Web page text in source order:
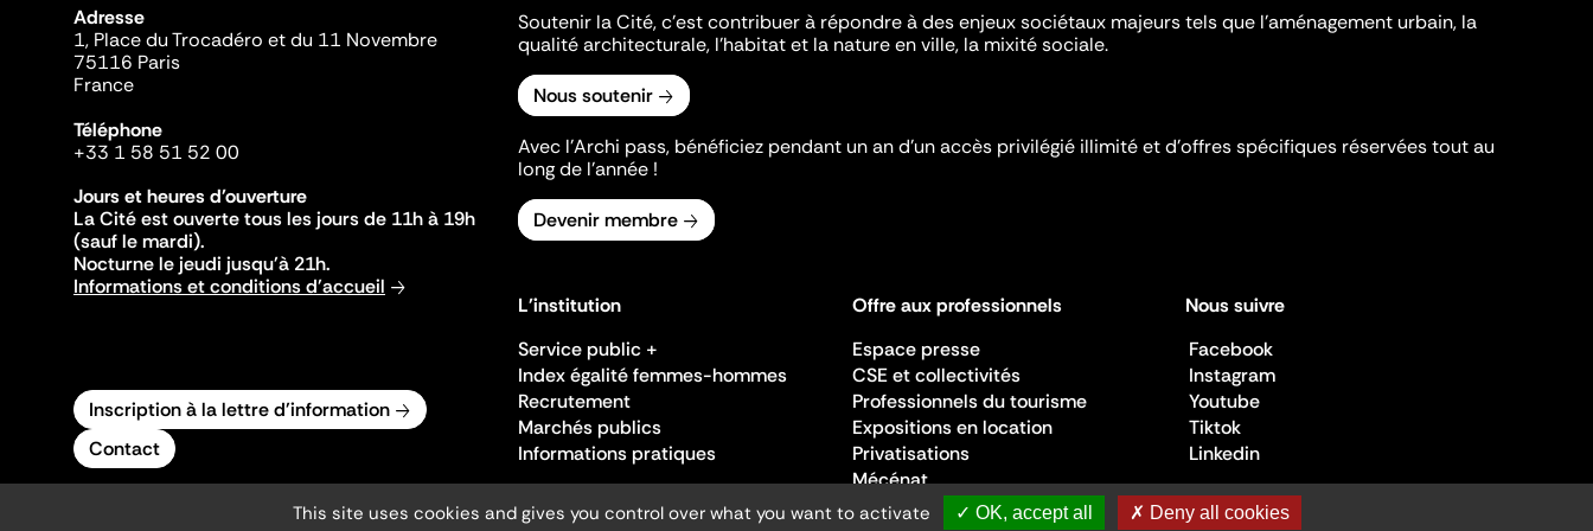
Adresse
1, Place du Trocadéro et du 11 Novembre
75116 Paris
France
Téléphone
+33 1 58 51 52 00
Jours et heures d'ouverture
La Cité est ouverte tous les jours de 11h à 19h
(sauf le mardi).
Nocturne le jeudi jusqu'à 21h.
Informations et conditions d'accueil
Inscription à la lettre d'information
Contact
Soutenir la Cité, c'est contribuer à répondre à des enjeux sociétaux majeurs tels que l'aménagement urbain, la
qualité architecturale, l'habitat et la nature en ville, la mixité sociale.
Nous soutenir
Avec l’Archi pass, bénéficiez pendant un an d’un accès privilégié illimité et d’offres spécifiques réservées tout au
long de l’année !
Devenir membre
L'institution
Service public +
Index égalité femmes-hommes
Recrutement
Marchés publics
Informations pratiques
Offre aux professionnels
Espace presse
CSE et collectivités
Professionnels du tourisme
Expositions en location
Privatisations
Mécénat
Nous suivre
Facebook
Instagram
Youtube
Tiktok
Linkedin
This site uses cookies and gives you control over what you want to activate ✓ OK, accept all ✗ Deny all cookies